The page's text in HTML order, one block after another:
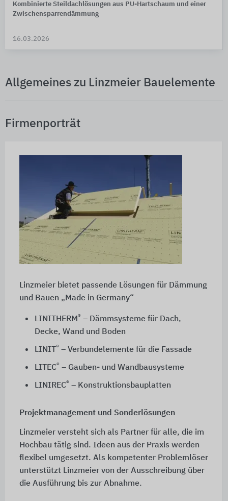
Kombinierte Steildachlösungen aus PU-Hartschaum und einer
Zwischensparrendämmung
16.03.2026
Allgemeines zu Linzmeier Bauelemente
Firmenporträt
Linzmeier bietet passende Lösungen für Dämmung
und Bauen „Made in Germany“
LINITHERM® – Dämmsysteme für Dach,
Decke, Wand und Boden
LINIT ® – Verbundelemente für die Fassade
LITEC® – Gauben- und Wandbausysteme
LINIREC® – Konstruktionsbauplatten
Projektmanagement und Sonderlösungen
Linzmeier versteht sich als Partner für alle, die im
Hochbau tätig sind. Ideen aus der Praxis werden
flexibel umgesetzt. Als kompetenter Problemlöser
unterstützt Linzmeier von der Ausschreibung über
die Ausführung bis zur Abnahme.